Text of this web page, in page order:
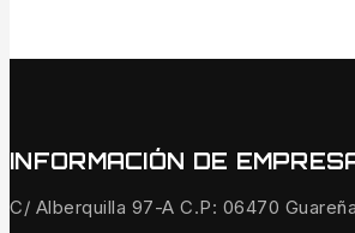
INFORMACIÓN DE
C/ Alberquilla 97-A C.P: 06470